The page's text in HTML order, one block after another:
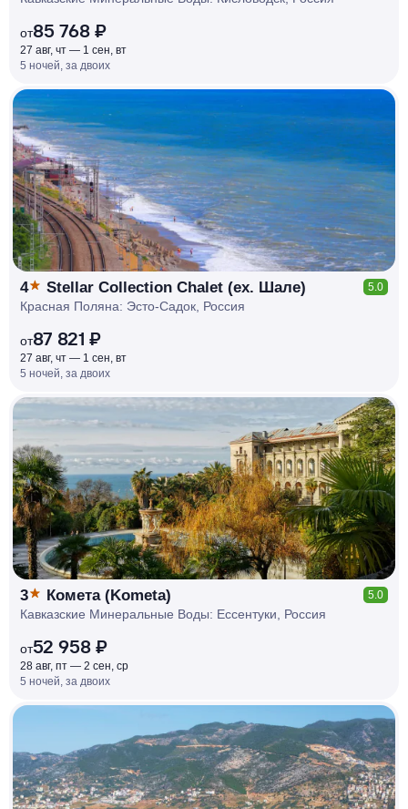
от85 768 ₽
27 авг, чт — 1 сен, вт
5 ночей, за двоих
КЕШБЭК
РУБЛЯ
МИ
Д
О 7
%
4 Stellar Collection Chalet (ex. Шале) 5.0
Красная Поляна: Эсто-Садок, Россия
от87 821 ₽
27 авг, чт — 1 сен, вт
5 ночей, за двоих
КЕШБЭК
РУБЛЯ
МИ
Д
О 7
%
3 Комета (Kometa) 5.0
Кавказские Минеральные Воды: Ессентуки, Россия
от52 958 ₽
28 авг, пт — 2 сен, ср
5 ночей, за двоих
РУБЛЯ
МИ
Д
О 7
%